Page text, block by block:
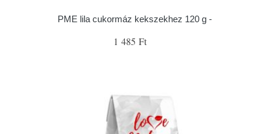
PME lila cukormáz kekszekhez 120 g -
1 485 Ft